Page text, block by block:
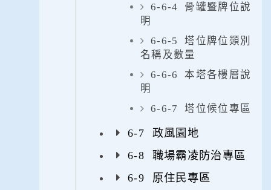
6-6-4 骨罐暨牌位說
明
6-6-5 塔位牌位類別
名稱及數量
6-6-6 本塔各樓層說
明
6-6-7 塔位候位專區
6-7 政風園地
6-8 職場霸凌防治專區
6-9 原住民專區